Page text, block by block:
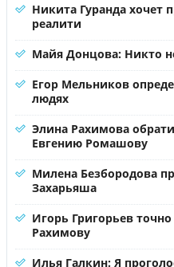
Никита Гуранда хочет
реалити
Майя Донцова: Никто
Егор Мельников
людях
Элина Рахимова
Евгению Ромашову
Милена Безбородова
Захарьяша
Игорь Григорьев
Рахимову
Илья Галкин: Я